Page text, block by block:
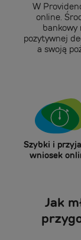
W
online.
bankowy
pozytywnej
a swoją
Szybki i
wniosek
Jak